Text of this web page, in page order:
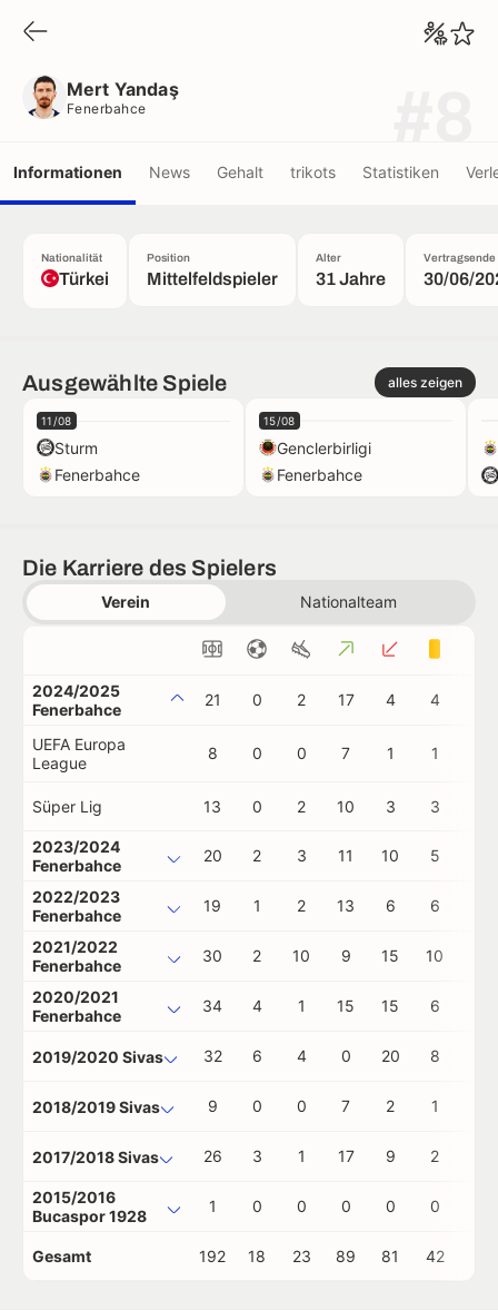
Mert Yandaş
Fenerbahce
Informationen News Gehalt trikots Statistiken
Nationalität
Türkei
Position
Mittelfeldspieler
Alter
31 Jahre
Vertragsende
30/06/
Ausgewählte Spiele alles zeigen
11/08
Sturm
Fenerbahce
15/08
Genclerbirligi
Fenerbahce
Die Karriere des Spielers
Verein Nationalteam
2024/2025
Fenerbahce
21 0 2 17 4 4
UEFA Europa
League
8 0 0 7 1 1
Süper Lig 13 0 2 10 3 3
2023/2024
Fenerbahce
20 2 3 11 10 5
2022/2023
Fenerbahce
19 1 2 13 6 6
2021/2022
Fenerbahce
30 2 10 9 15 10
2020/2021
Fenerbahce
34 4 1 15 15 6
2019/2020 Sivas 32 6 4 0 20 8
2018/2019 Sivas 9 0 0 7 2 1
2017/2018 Sivas 26 3 1 17 9 2
2015/2016
Bucaspor 1928
1 0 0 0 0 0
Gesamt 192 18 23 89 81 42